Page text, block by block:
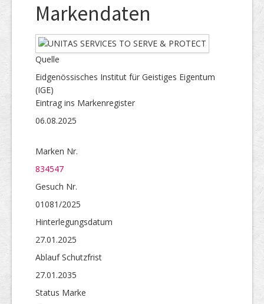
Markendaten
Quelle
Eidgenössisches Institut für Geistiges Eigentum
(IGE)
Eintrag ins Markenregister
06.08.2025
Marken Nr.
834547
Gesuch Nr.
01081/2025
Hinterlegungs­datum
27.01.2025
Ablauf Schutzfrist
27.01.2035
Status Marke